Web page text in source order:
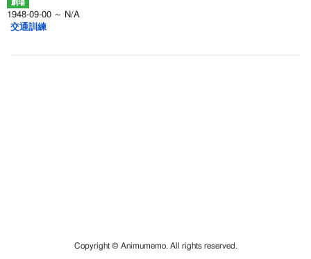
1948-09-00 ～ N/A
交通訓練
Copyright © Animumemo. All rights reserved.